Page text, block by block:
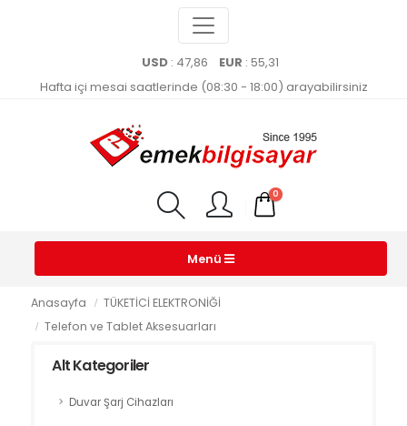
USD : 47,86 EUR : 55,31
Hafta içi mesai saatlerinde (08:30 - 18:00) arayabilirsiniz
0
Menü
Anasayfa
TÜKETİCİ ELEKTRONİĞİ
Telefon ve Tablet Aksesuarları
Alt Kategoriler
Duvar Şarj Cihazları